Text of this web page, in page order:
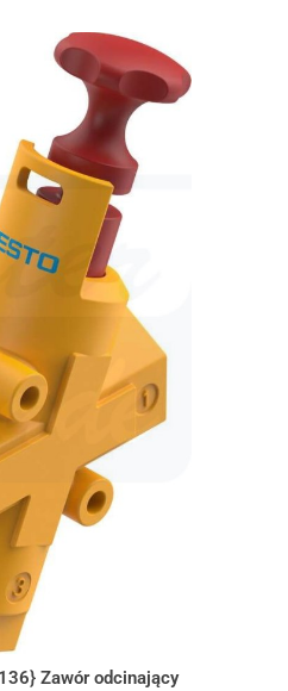
Zawór odcinający